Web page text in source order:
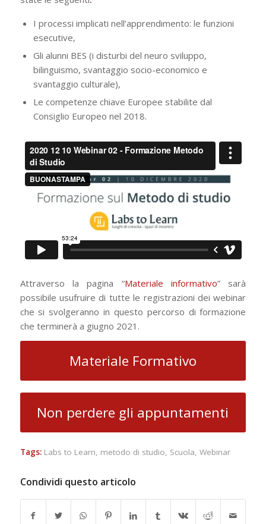
I processi implicati nell’apprendimento: le funzioni
esecutive,
Gli alunni BES (i disturbi del neuro sviluppo,
bilinguismo, svantaggio socio-economico e
svantaggio culturale),
Le competenze chiave Europee stabilite dal
Consiglio Europeo nel 2018.
Attraverso la pagina “Materiale informativo” sarà
possibile usufruire di tutte le registrazioni dei webinar
che si svolgeranno in questo percorso di formazione
che terminerà a giugno 2021.
Materiale Formativo
Non perdere gli appuntamenti
Tags: Labs to Learn, metodo di studio, Scuola, Webinar
Condividi questo articolo